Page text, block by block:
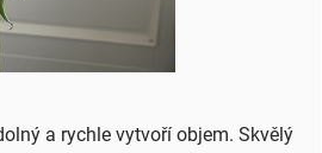
a rychle vytvoří objem. Skvělý